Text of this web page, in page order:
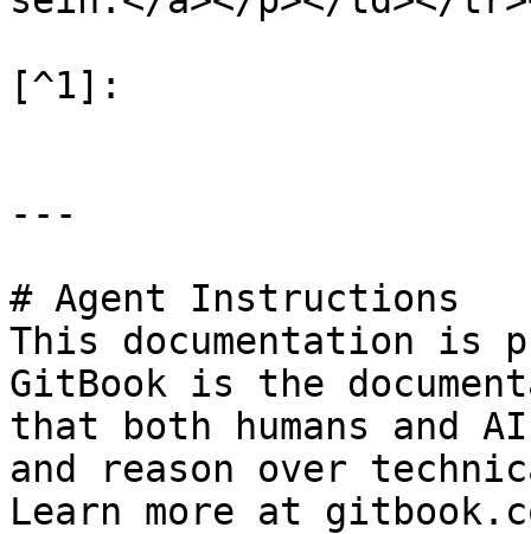
[^1]:
---
# Agent Instructions
This documentation is
GitBook is the
that both humans and
and reason over
Learn more at